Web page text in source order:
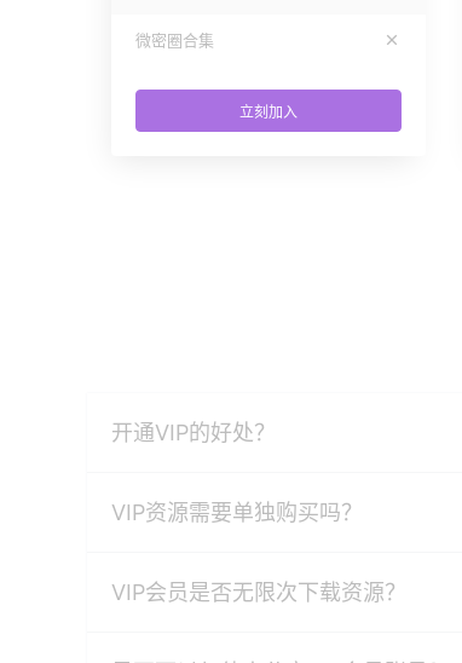
微密圈合集
立刻加入
开通VIP的好处？
VIP资源需要单独购买吗？
VIP会员是否无限次下载资源？